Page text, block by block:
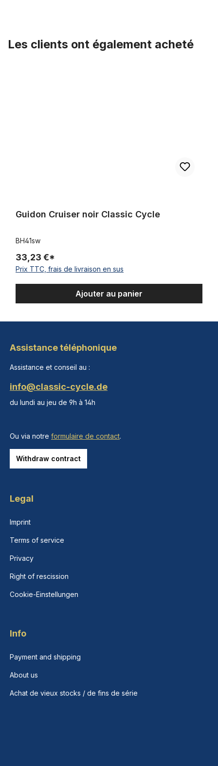
Les clients ont également acheté
Guidon Cruiser noir Classic Cycle
BH41sw
33,23 €*
Prix TTC, frais de livraison en sus
Ajouter au panier
Assistance téléphonique
Assistance et conseil au :
info@classic-cycle.de
du lundi au jeu de 9h à 14h
Ou via notre formulaire de contact.
Withdraw contract
Legal
Imprint
Terms of service
Privacy
Right of rescission
Cookie-Einstellungen
Info
Payment and shipping
About us
Achat de vieux stocks / de fins de série